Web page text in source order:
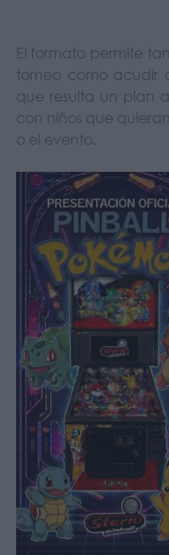
El formato permite
torneo como acudir
que resulta un plan
con niños que
o el evento.